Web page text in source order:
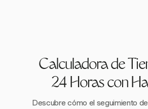
Calculadora de
24 Horas con
Descubre cómo el seguimiento